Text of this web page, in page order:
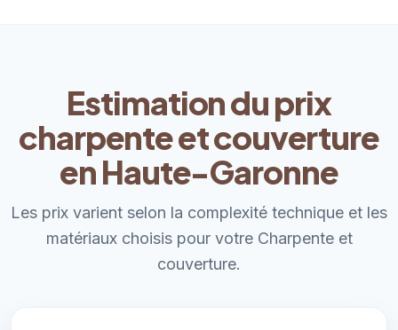
Estimation du prix
charpente et couverture
en Haute-Garonne
Les prix varient selon la complexité technique et les
matériaux choisis pour votre Charpente et
couverture.